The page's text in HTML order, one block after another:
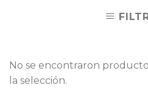
No se encontraron
la selección.